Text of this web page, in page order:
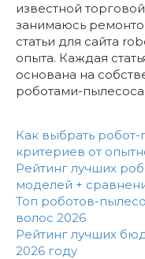
известной
занимаюсь
статьи для сайта
опыта. Каждая
основана на
роботами-
Как выбрать робот-
критериев от
Рейтинг лучших
моделей +
Топ роботов-
волос 2026
Рейтинг лучших
2026 году